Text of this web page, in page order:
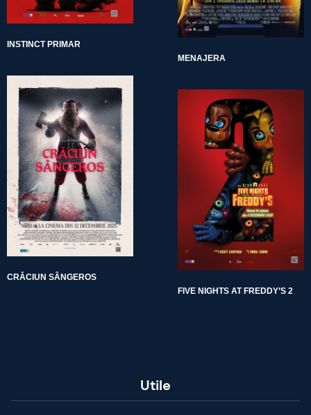
INSTINCT PRIMAR
MENAJERA
CRĂCIUN SÂNGEROS
FIVE NIGHTS AT FREDDY’S 2
Utile